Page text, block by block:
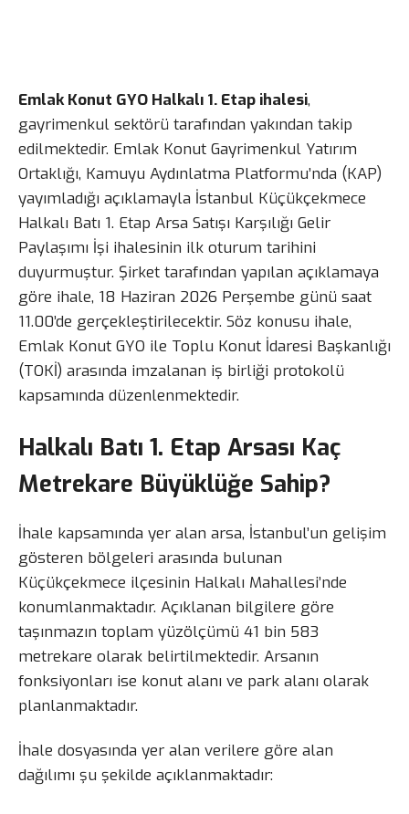
Emlak Konut GYO Halkalı 1. Etap ihalesi,
gayrimenkul sektörü tarafından yakından takip
edilmektedir. Emlak Konut Gayrimenkul Yatırım
Ortaklığı, Kamuyu Aydınlatma Platformu’nda (KAP)
yayımladığı açıklamayla İstanbul Küçükçekmece
Halkalı Batı 1. Etap Arsa Satışı Karşılığı Gelir
Paylaşımı İşi ihalesinin ilk oturum tarihini
duyurmuştur. Şirket tarafından yapılan açıklamaya
göre ihale, 18 Haziran 2026 Perşembe günü saat
11.00’de gerçekleştirilecektir. Söz konusu ihale,
Emlak Konut GYO ile Toplu Konut İdaresi Başkanlığı
(TOKİ) arasında imzalanan iş birliği protokolü
kapsamında düzenlenmektedir.
Halkalı Batı 1. Etap Arsası Kaç
Metrekare Büyüklüğe Sahip?
İhale kapsamında yer alan arsa, İstanbul’un gelişim
gösteren bölgeleri arasında bulunan
Küçükçekmece ilçesinin Halkalı Mahallesi’nde
konumlanmaktadır. Açıklanan bilgilere göre
taşınmazın toplam yüzölçümü 41 bin 583
metrekare olarak belirtilmektedir. Arsanın
fonksiyonları ise konut alanı ve park alanı olarak
planlanmaktadır.
İhale dosyasında yer alan verilere göre alan
dağılımı şu şekilde açıklanmaktadır: